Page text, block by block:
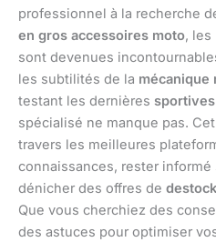
professionnel à la recherche
en gros accessoires moto, les
sont devenues
les subtilités de la mécanique
testant les dernières sportives
spécialisé ne manque pas.
travers les meilleures
connaissances, rester informé
dénicher des offres de
Que vous cherchiez des
des astuces pour optimiser